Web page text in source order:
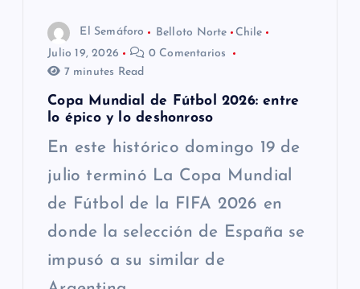
El Semáforo Belloto Norte
Chile
Julio 19, 2026
0 Comentarios
7 minutes Read
Copa Mundial de Fútbol 2026: entre
lo épico y lo deshonroso
En este histórico domingo 19 de
julio terminó La Copa Mundial
de Fútbol de la FIFA 2026 en
donde la selección de España se
impusó a su similar de